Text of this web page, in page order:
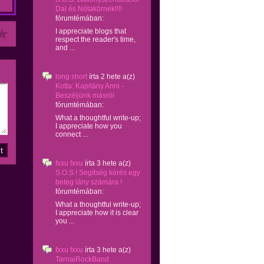
Dal és Nótakörnek!!!!
fórumtémában:
I appreciate blogs that
respect the reader's time,
and ...
long short írta 2 hete a(z)
Kotta: Kapitány Anni -
Beszéljünk másról
fórumtémában:
What a thoughtful write-up;
I appreciate how you
connect ...
fxxu fxxu írta 3 hete a(z)
S.O.S ! Segítség kérés egy
beteg lány számára !
fórumtémában:
What a thoughtful write-up;
I appreciate how it is clear
you ...
fxxu fxxu írta 3 hete a(z)
TarnaiRockBand